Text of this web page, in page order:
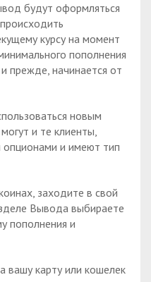
будут оформляться
курсу на момент
пополнения
прежде, начинается от
новым
и те клиенты,
и имеют тип
заходите в свой
Вывода выбираете
пополнения и
вашу карту или кошелек